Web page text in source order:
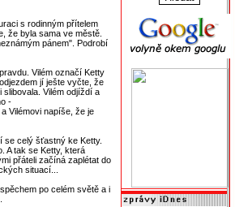
s rodinným přítelem
že byla sama ve městě.
pánem". Podrobí
Vilém označí Ketty
jí ješte vyčte, že
Vilém odjíždí a
-
Vilémovi napíše, že je
se celý šťastný ke Ketty.
A tak se Ketty, která
přáteli začíná zaplétat do
situací...
po celém světě a i